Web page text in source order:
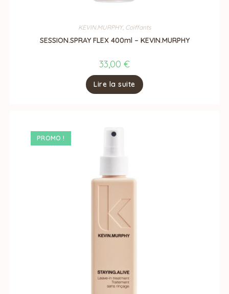
KEVIN.MURPHY, Coiffants
SESSION.SPRAY FLEX 400ml – KEVIN.MURPHY
33,00 €
Lire la suite
PROMO !